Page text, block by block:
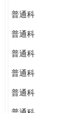
普通科
普通科
普通科
普通科
普通科